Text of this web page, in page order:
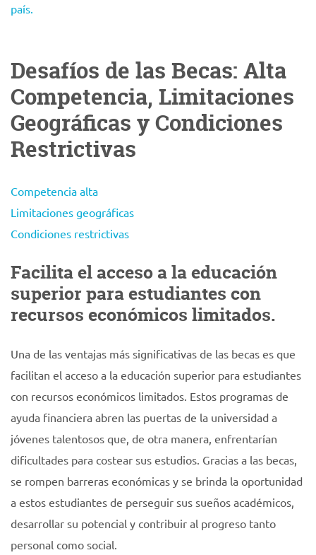
país.
Desafíos de las Becas: Alta
Competencia, Limitaciones
Geográficas y Condiciones
Restrictivas
Competencia alta
Limitaciones geográficas
Condiciones restrictivas
Facilita el acceso a la educación
superior para estudiantes con
recursos económicos limitados.
Una de las ventajas más significativas de las becas es que
facilitan el acceso a la educación superior para estudiantes
con recursos económicos limitados. Estos programas de
ayuda financiera abren las puertas de la universidad a
jóvenes talentosos que, de otra manera, enfrentarían
dificultades para costear sus estudios. Gracias a las becas,
se rompen barreras económicas y se brinda la oportunidad
a estos estudiantes de perseguir sus sueños académicos,
desarrollar su potencial y contribuir al progreso tanto
personal como social.